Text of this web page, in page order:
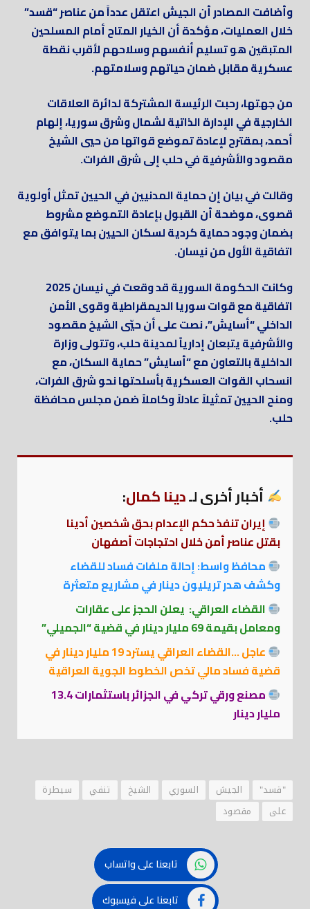
وأضافت المصادر أن الجيش اعتقل عدداً من عناصر “قسد”
خلال العمليات، مؤكدة أن الخيار المتاح أمام المسلحين
المتبقين هو تسليم أنفسهم وسلاحهم لأقرب نقطة
عسكرية مقابل ضمان حياتهم وسلامتهم.
من جهتها، رحبت الرئيسة المشتركة لدائرة العلاقات
الخارجية في الإدارة الذاتية لشمال وشرق سوريا، إلهام
أحمد، بمقترح لإعادة تموضع قواتها من حيي الشيخ
مقصود والأشرفية في حلب إلى شرق الفرات.
وقالت في بيان إن حماية المدنيين في الحيين تمثل أولوية
قصوى، موضحة أن القبول بإعادة التموضع مشروط
بضمان وجود حماية كردية لسكان الحيين بما يتوافق مع
اتفاقية الأول من نيسان.
وكانت الحكومة السورية قد وقعت في نيسان 2025
اتفاقية مع قوات سوريا الديمقراطية وقوى الأمن
الداخلي “أسايش”، نصت على أن حيّي الشيخ مقصود
والأشرفية يتبعان إدارياً لمدينة حلب، وتتولى وزارة
الداخلية بالتعاون مع “أسايش” حماية السكان، مع
انسحاب القوات العسكرية بأسلحتها نحو شرق الفرات،
ومنح الحيين تمثيلاً عادلاً وكاملاً ضمن مجلس محافظة
حلب.
أخبار أخرى لـدينا كمال:
إيران تنفذ حكم الإعدام بحق شخصين أدينا
بقتل عناصر أمن خلال احتجاجات أصفهان
محافظ واسط: إحالة ملفات فساد للقضاء
وكشف هدر تريليون دينار في مشاريع متعثرة
القضاء العراقي: يعلن الحجز على عقارات
ومعامل بقيمة 69 مليار دينار في قضية “الجميلي”
عاجل …القضاء العراقي يسترد 19 مليار دينار في
قضية فساد مالي تخص الخطوط الجوية العراقية
مصنع ورقي تركي في الجزائر باستثمارات 13.4
مليار دينار
"قسد" الجيش السوري الشيخ تنفي
سيطرة
على
مقصود
تابعنا على واتساب
تابعنا على فيسبوك